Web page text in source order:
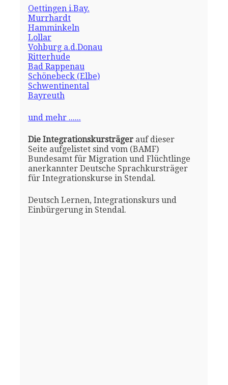
Oettingen i.Bay.
Murrhardt
Hamminkeln
Lollar
Vohburg a.d.Donau
Ritterhude
Bad Rappenau
Schönebeck (Elbe)
Schwentinental
Bayreuth
und mehr ......
Die Integrationskursträgerauf dieser
Seite aufgelistet sind vom (BAMF)
Bundesamt für Migration und Flüchtlinge
anerkannter Deutsche Sprachkursträger
für Integrationskurse in Stendal.
Deutsch Lernen, Integrationskurs und
Einbürgerung in Stendal.